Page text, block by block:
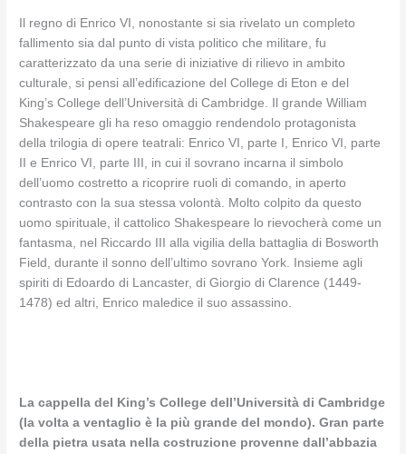
Il regno di Enrico VI, nonostante si sia rivelato un completo
fallimento sia dal punto di vista politico che militare, fu
caratterizzato da una serie di iniziative di rilievo in ambito
culturale, si pensi all’edificazione del College di Eton e del
King’s College dell’Università di Cambridge. Il grande William
Shakespeare gli ha reso omaggio rendendolo protagonista
della trilogia di opere teatrali: Enrico VI, parte I, Enrico VI, parte
II e Enrico VI, parte III, in cui il sovrano incarna il simbolo
dell’uomo costretto a ricoprire ruoli di comando, in aperto
contrasto con la sua stessa volontà. Molto colpito da questo
uomo spirituale, il cattolico Shakespeare lo rievocherà come un
fantasma, nel Riccardo III alla vigilia della battaglia di Bosworth
Field, durante il sonno dell’ultimo sovrano York. Insieme agli
spiriti di Edoardo di Lancaster, di Giorgio di Clarence (1449-
1478) ed altri, Enrico maledice il suo assassino.
La cappella del King’s College dell’Università di Cambridge
(la volta a ventaglio è la più grande del mondo). Gran parte
della pietra usata nella costruzione provenne dall’abbazia